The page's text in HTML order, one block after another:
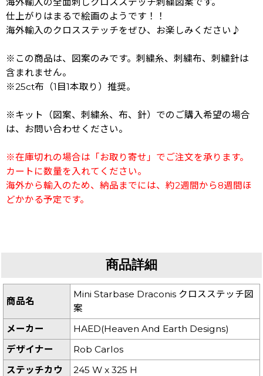
仕上がりはまるで絵画のようです！！
海外輸入のクロスステッチをぜひ、お楽しみください♪
※この商品は、図案のみです。刺繍糸、刺繍布、刺繍針は
含まれません。
※25ct布（1目1本取り）推奨。
※キット（図案、刺繍糸、布、針）でのご購入希望の場合
は、お問い合わせください。
※在庫切れの場合は「お取り寄せ」でご注文を承ります。
カートに数量を入れてください。
海外から輸入のため、納品までには、約2週間から8週間ほ
どかかる予定です。
商品詳細
商品名
Mini Starbase Draconis クロスステッチ図
案
メーカー
HAED(Heaven And Earth Designs)
デザイナー
Rob Carlos
ステッチカウ
245 W x 325 H